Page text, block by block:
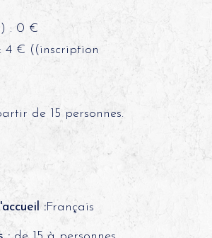
: 0 €
4 € ((inscription
de 15 personnes.
:Français